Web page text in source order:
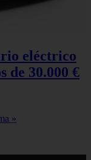
eléctrico
de 30.000 €
»